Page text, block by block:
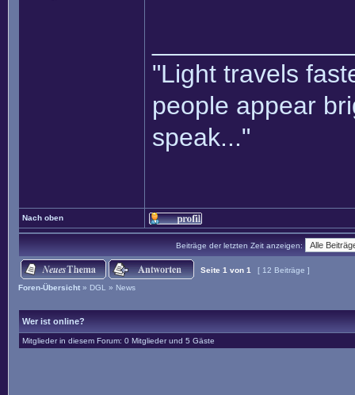
"Light travels
people appear
speak..."
Nach oben
Beiträge der letzten Zeit anzeigen:
Seite 1 von 1
[ 12 Beiträge ]
Foren-Übersicht » DGL » News
Wer ist online?
Mitglieder in diesem Forum: 0 Mitglieder und 5 Gäste